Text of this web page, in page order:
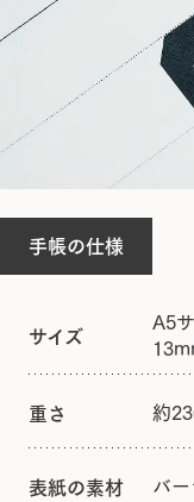
手帳の仕様
サイズ
A5
重さ 約
表紙の素材 バ